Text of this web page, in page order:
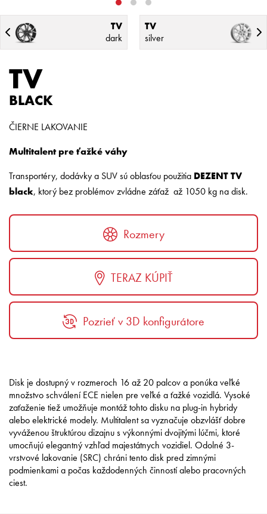
TV
dark
TV
silver
TV
BLACK
ČIERNE LAKOVANIE
Multitalent pre ťažké váhy
Transportéry, dodávky a SUV sú oblasťou použitia DEZENT TV
black, ktorý bez problémov zvládne záťaž až 1050 kg na disk.
Rozmery
TERAZ KÚPIŤ
Pozrieť v 3D konfigurátore
Disk je dostupný v rozmeroch 16 až 20 palcov a ponúka veľké
množstvo schválení ECE nielen pre veľké a ťažké vozidlá. Vysoké
zaťaženie tiež umožňuje montáž tohto disku na plug-in hybridy
alebo elektrické modely. Multitalent sa vyznačuje obzvlášť dobre
vyváženou štruktúrou dizajnu s výkonnými dvojitými lúčmi, ktoré
umocňujú elegantný vzhľad majestátnych vozidiel. Odolné 3-
vrstvové lakovanie (SRC) chráni tento disk pred zimnými
podmienkami a počas každodenných činností alebo pracovných
ciest.